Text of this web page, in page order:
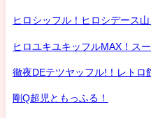
ヒロシッフル！ヒロシデース
ヒロユキユキッフルMAX！ス
徹夜DEテツヤッフル!！レトロ
剛Q超児ともっふる！